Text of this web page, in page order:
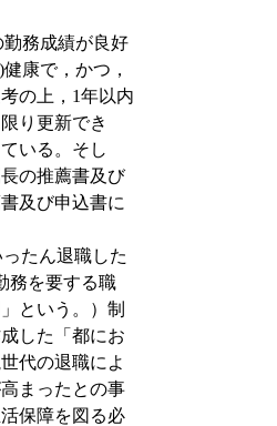
務成績が良好
康で，かつ，
の上，1年以内
り更新でき
いる。そし
の推薦書及び
及び申込書に
たん退職した
務を要する職
という。）制
した「都にお
代の退職によ
まったとの事
保障を図る必